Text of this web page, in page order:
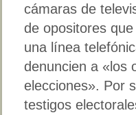
cámaras de
de opositores
una línea
denuncien a «los
elecciones». Por
testigos